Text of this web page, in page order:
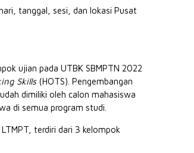
tanggal, sesi, dan lokasi Pusat
ujian pada UTBK SBMPTN 2022
Skills(HOTS). Pengembangan
dimiliki oleh calon mahasiswa
di semua program studi.
terdiri dari 3 kelompok